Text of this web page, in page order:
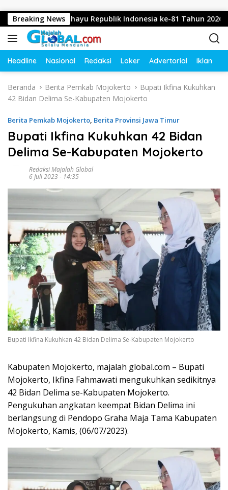
Breaking News
Dirgahayu Republik Indonesia ke-81 Tahun 2026
Headline Nasional Redaksi Loker Advertorial Iklan
Beranda Berita Pemkab Mojokerto
Bupati Ikfina Kukuhkan
42 Bidan Delima Se-Kabupaten Mojokerto
Berita Pemkab Mojokerto, Berita Provinsi Jawa Timur
Bupati Ikfina Kukuhkan 42 Bidan
Delima Se-Kabupaten Mojokerto
Redaksi Majalah Global
6 Juli 2023 - 14:35
Bupati Ikfina Kukuhkan 42 Bidan Delima Se-Kabupaten Mojokerto
Kabupaten Mojokerto, majalah global.com – Bupati
Mojokerto, Ikfina Fahmawati mengukuhkan sedikitnya
42 Bidan Delima se-Kabupaten Mojokerto.
Pengukuhan angkatan keempat Bidan Delima ini
berlangsung di Pendopo Graha Maja Tama Kabupaten
Mojokerto, Kamis, (06/07/2023).